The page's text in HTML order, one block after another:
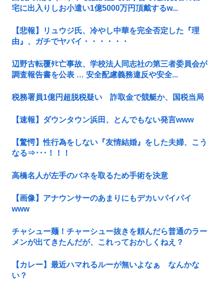
宅に出入りしお小遣い1億5000万円頂戴するw...
【悲報】リュウジ氏、冷やし中華を完全否定した『理
由』、ガチでヤバイ・・・・・・
辺野古転覆ﾀﾋ亡事故、学校法人同志社の第三者委員会が
調査報告書を公表 … 安全配慮義務違反や安全...
税務署員1億円超脱税疑い 詐取金で競艇か、国税当局
【速報】ダウンタウン浜田、とんでもない発言www
【驚愕】性行為をしない『友情結婚』をした夫婦、こう
なる⇒･･･！！！
高橋名人が左手のバネを取るため手術を決意
【画像】アナウンサーのあまりにもデカいパイパイ
www
チャシュー麺！チャーシュー抜きを頼んだら普通のラー
メンが出てきたんだが、これっておかしくねえ？
【カレー】最近ハマれるルーが無いよなぁ なんかな
い？